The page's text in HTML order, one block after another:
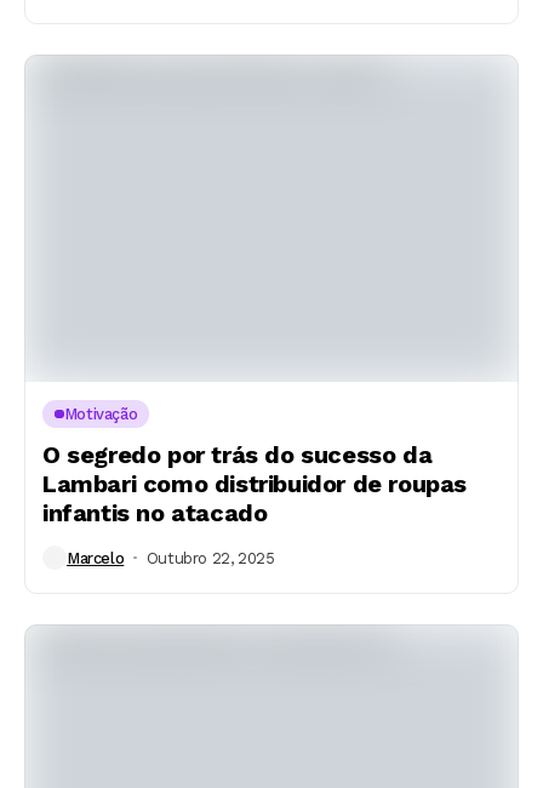
Motivação
O segredo por trás do sucesso da
Lambari como distribuidor de roupas
infantis no atacado
Marcelo Outubro 22, 2025